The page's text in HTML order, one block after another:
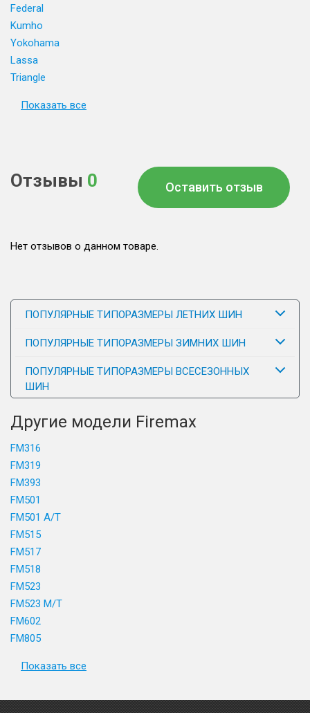
Federal
Kumho
Yokohama
Lassa
Triangle
Показать все
Отзывы 0 Оставить отзыв
Нет отзывов о данном товаре.
ПОПУЛЯРНЫЕ ТИПОРАЗМЕРЫ ЛЕТНИХ ШИН
ПОПУЛЯРНЫЕ ТИПОРАЗМЕРЫ ЗИМНИХ ШИН
ПОПУЛЯРНЫЕ ТИПОРАЗМЕРЫ ВСЕСЕЗОННЫХ
ШИН
Другие модели Firemax
FM316
FM319
FM393
FM501
FM501 A/T
FM515
FM517
FM518
FM523
FM523 M/T
FM602
FM805
Показать все